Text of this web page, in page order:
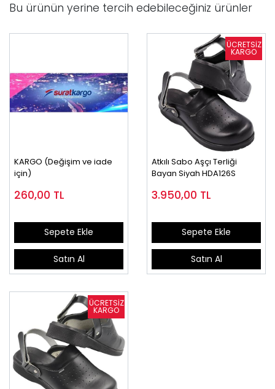
Bu ürünün yerine tercih edebileceğiniz ürünler
KARGO (Değişim ve iade
için)
260,00 TL
Sepete Ekle
Satın Al
Atkılı Sabo Aşçı Terliği
Bayan Siyah HDA126S
3.950,00 TL
Sepete Ekle
Satın Al